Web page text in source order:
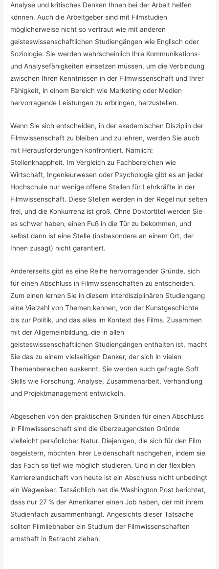
Analyse und kritisches Denken Ihnen bei der Arbeit helfen
können. Auch die Arbeitgeber sind mit Filmstudien
möglicherweise nicht so vertraut wie mit anderen
geisteswissenschaftlichen Studiengängen wie Englisch oder
Soziologie. Sie werden wahrscheinlich Ihre Kommunikations-
und Analysefähigkeiten einsetzen müssen, um die Verbindung
zwischen Ihren Kenntnissen in der Filmwissenschaft und Ihrer
Fähigkeit, in einem Bereich wie Marketing oder Medien
hervorragende Leistungen zu erbringen, herzustellen.
Wenn Sie sich entscheiden, in der akademischen Disziplin der
Filmwissenschaft zu bleiben und zu lehren, werden Sie auch
mit Herausforderungen konfrontiert. Nämlich:
Stellenknappheit. Im Vergleich zu Fachbereichen wie
Wirtschaft, Ingenieurwesen oder Psychologie gibt es an jeder
Hochschule nur wenige offene Stellen für Lehrkräfte in der
Filmwissenschaft. Diese Stellen werden in der Regel nur selten
frei, und die Konkurrenz ist groß. Ohne Doktortitel werden Sie
es schwer haben, einen Fuß in die Tür zu bekommen, und
selbst dann ist eine Stelle (insbesondere an einem Ort, der
Ihnen zusagt) nicht garantiert.
Andererseits gibt es eine Reihe hervorragender Gründe, sich
für einen Abschluss in Filmwissenschaften zu entscheiden.
Zum einen lernen Sie in diesem interdisziplinären Studiengang
eine Vielzahl von Themen kennen, von der Kunstgeschichte
bis zur Politik, und das alles im Kontext des Films. Zusammen
mit der Allgemeinbildung, die in allen
geisteswissenschaftlichen Studiengängen enthalten ist, macht
Sie das zu einem vielseitigen Denker, der sich in vielen
Themenbereichen auskennt. Sie werden auch gefragte Soft
Skills wie Forschung, Analyse, Zusammenarbeit, Verhandlung
und Projektmanagement entwickeln.
Abgesehen von den praktischen Gründen für einen Abschluss
in Filmwissenschaft sind die überzeugendsten Gründe
vielleicht persönlicher Natur. Diejenigen, die sich für den Film
begeistern, möchten ihrer Leidenschaft nachgehen, indem sie
das Fach so tief wie möglich studieren. Und in der flexiblen
Karrierelandschaft von heute ist ein Abschluss nicht unbedingt
ein Wegweiser. Tatsächlich hat die Washington Post berichtet,
dass nur 27 % der Amerikaner einen Job haben, der mit ihrem
Studienfach zusammenhängt. Angesichts dieser Tatsache
sollten Filmliebhaber ein Studium der Filmwissenschaften
ernsthaft in Betracht ziehen.